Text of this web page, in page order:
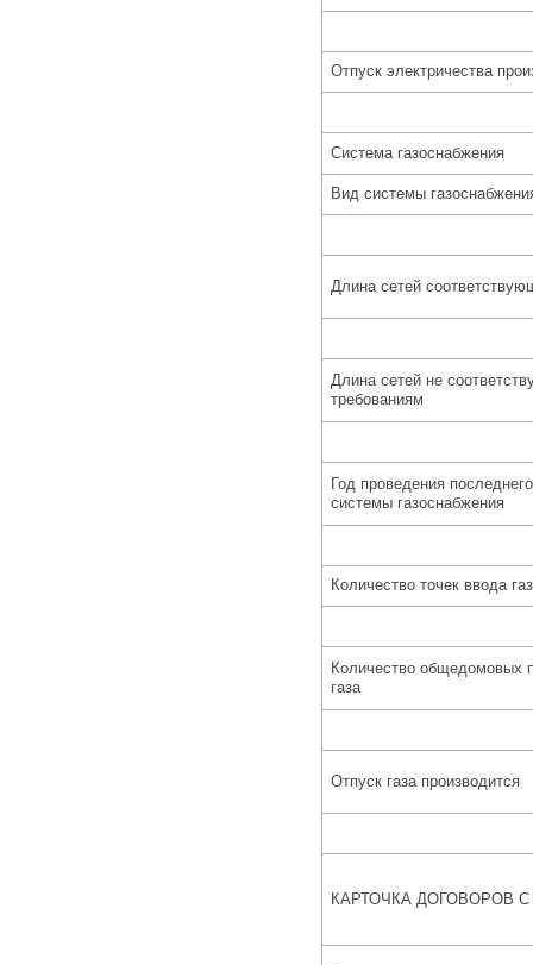
Отпуск электричества
Система газоснабжения
Вид системы
Длина сетей
Длина сетей не
требованиям
Год проведения
системы газоснабжения
Количество точек ввода
Количество общедомовых
газа
Отпуск газа производится
КАРТОЧКА ДОГОВОРОВ